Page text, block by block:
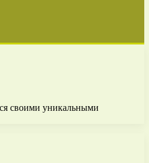
своими уникальными